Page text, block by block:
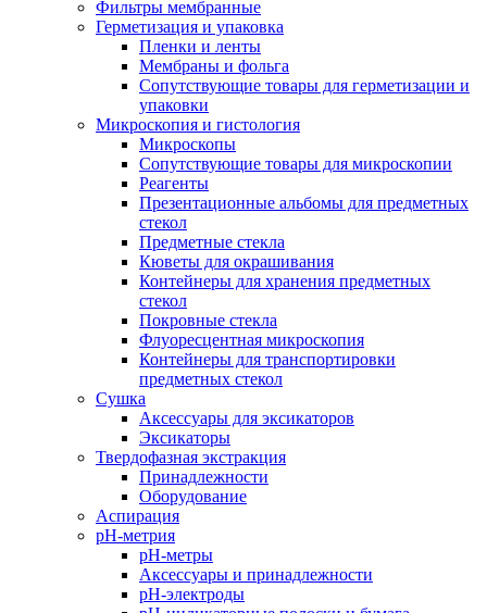
Фильтры мембранные
Герметизация и упаковка
Пленки и ленты
Мембраны и фольга
Сопутствующие товары для герметизации и
упаковки
Микроскопия и гистология
Микроскопы
Сопутствующие товары для микроскопии
Реагенты
Презентационные альбомы для предметных
стекол
Предметные стекла
Кюветы для окрашивания
Контейнеры для хранения предметных
стекол
Покровные стекла
Флуоресцентная микроскопия
Контейнеры для транспортировки
предметных стекол
Сушка
Аксессуары для эксикаторов
Эксикаторы
Твердофазная экстракция
Принадлежности
Оборудование
Аспирация
pH-метрия
pH-метры
Аксессуары и принадлежности
pH-электроды